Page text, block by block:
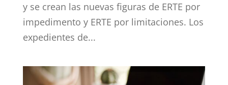
y se crean las nuevas figuras de ERTE por
impedimento y ERTE por limitaciones. Los
expedientes de...